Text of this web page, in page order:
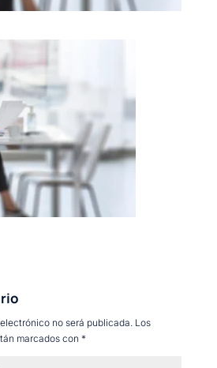
no será publicada. Los
marcados con *